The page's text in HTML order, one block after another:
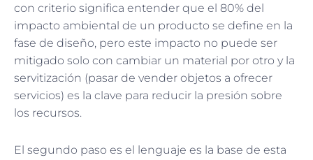
con criterio significa entender que el 80% del
impacto ambiental de un producto se define en la
fase de diseño, pero este impacto no puede ser
mitigado solo con cambiar un material por otro y la
servitización (pasar de vender objetos a ofrecer
servicios) es la clave para reducir la presión sobre
los recursos.
El segundo paso es el lenguaje es la base de esta